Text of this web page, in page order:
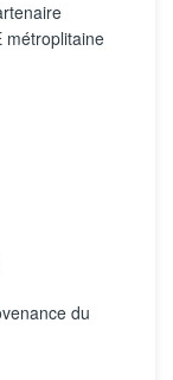
métroplitaine
du